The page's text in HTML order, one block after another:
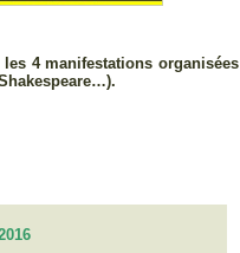
les 4 manifestations organisées